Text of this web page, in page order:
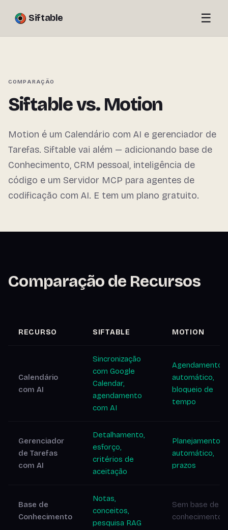
Siftable ☰
COMPARAÇÃO
Siftable vs. Motion
Motion é um Calendário com AI e gerenciador de
Tarefas. Siftable vai além — adicionando base de
Conhecimento, CRM pessoal, inteligência de
código e um Servidor MCP para agentes de
codificação com AI. E tem um plano gratuito.
Comparação de Recursos
RECURSO SIFTABLE MOTION
Calendário
com AI
Sincronização
com Google
Calendar,
agendamento
com AI
Agendamento
automático,
bloqueio de
tempo
Gerenciador
de Tarefas
com AI
Detalhamento,
esforço,
critérios de
aceitação
Planejamento
automático,
prazos
Base de
Conhecimento
Notas,
conceitos,
pesquisa RAG
Sem base de
conhecimento